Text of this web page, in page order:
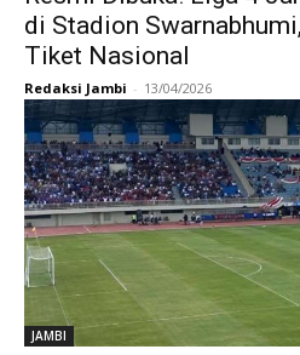
di Stadion
Tiket Nasional
Redaksi Jambi - 13/04/2026
JAMBI